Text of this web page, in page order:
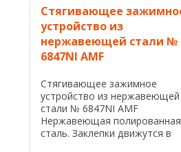
Стягивающее
устройство из
нержавеющей стали №
6847NI AMF
Стягивающее зажимное
устройство из нержавеющей
стали № 6847NI AMF
Нержавеющая полированная
сталь. Заклепки движутся в